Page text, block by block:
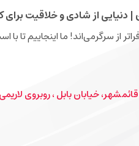
دنیایی از شادی و خلاقیت برای
از سرگرمی‌اند! ما اینجاییم تا
خیابان بابل ، روبروی لاریمی